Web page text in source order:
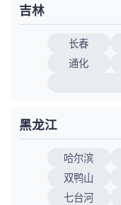
吉林
长春
通化
黑龙江
哈尔滨
双鸭山
七台河